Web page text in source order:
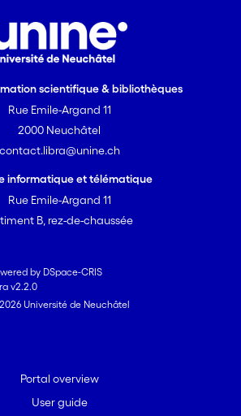
scientifique & bibliothèques
Rue Emile-Argand 11
2000 Neuchâtel
contact.libra@unine.ch
informatique et télématique
Rue Emile-Argand 11
B, rez-de-chaussée
by DSpace-CRIS
v2.2.0
Université de Neuchâtel
Portal overview
User guide